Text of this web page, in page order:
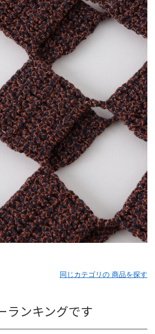
同じカテゴリの 商品を探す
ランキングです